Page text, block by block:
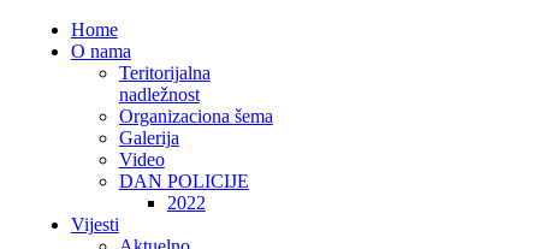
Home
O nama
Teritorijalna
nadležnost
Organizaciona šema
Galerija
Video
DAN POLICIJE
2022
Vijesti